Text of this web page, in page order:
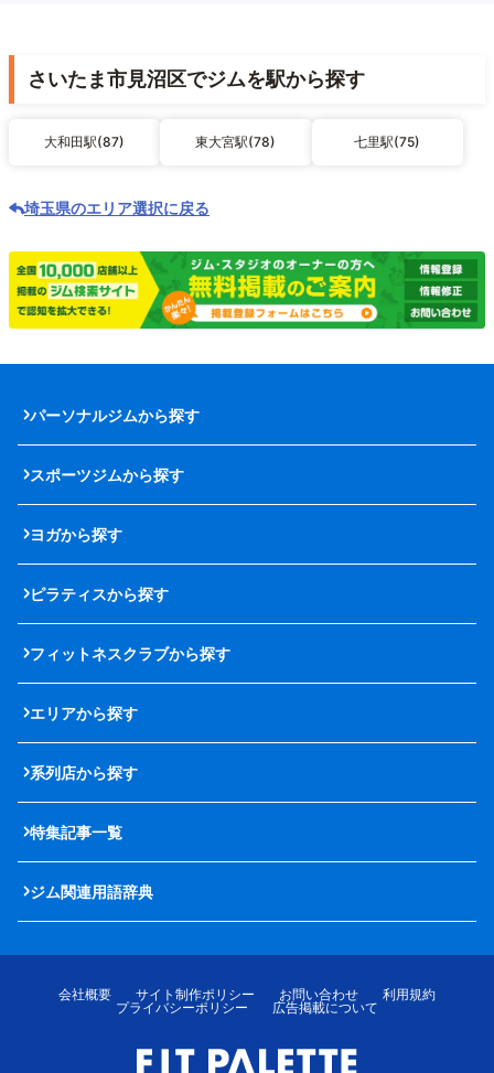
さいたま市見沼区でジムを駅から探す
大和田駅(87) 東大宮駅(78) 七里駅(75)
埼玉県のエリア選択に戻る
パーソナルジムから探す
スポーツジムから探す
ヨガから探す
ピラティスから探す
フィットネスクラブから探す
エリアから探す
系列店から探す
特集記事一覧
ジム関連用語辞典
会社概要 サイト制作ポリシー お問い合わせ
利用規約
プライバシーポリシー
広告掲載について